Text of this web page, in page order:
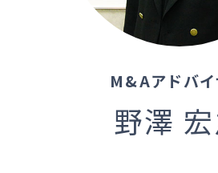
M&Aアドバ
野澤